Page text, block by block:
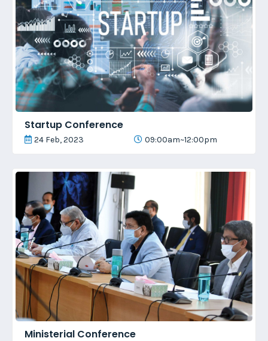
Startup Conference
24 Feb, 2023 09:00am~12:00pm
Ministerial Conference